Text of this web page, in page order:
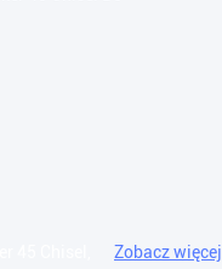
Zobacz więcej